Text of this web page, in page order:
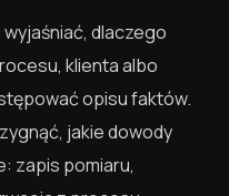
dlaczego
klienta albo
opisu faktów.
jakie dowody
zapis pomiaru,